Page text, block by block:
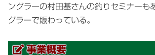
ングラーの村田基さんの釣りセミナーも
グラーで賑わっている。
事業概要